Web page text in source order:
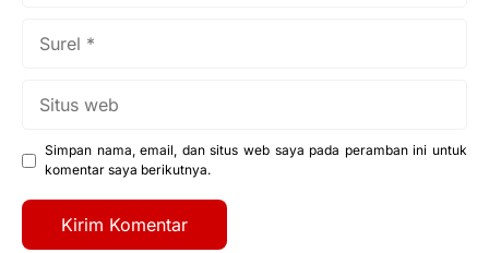
Simpan nama, email, dan situs web saya pada peramban ini untuk
komentar saya berikutnya.